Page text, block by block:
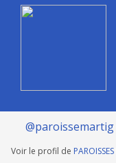
Voir le profil de